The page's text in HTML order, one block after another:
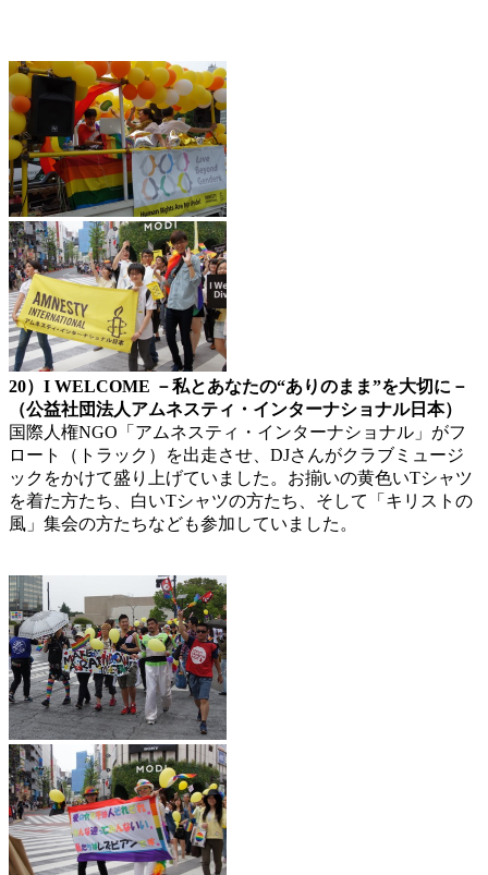
20）I WELCOME －私とあなたの“ありのまま”を大切に－
（公益社団法人アムネスティ・インターナショナル日本）
国際人権NGO「アムネスティ・インターナショナル」がフ
ロート（トラック）を出走させ、DJさんがクラブミュージ
ックをかけて盛り上げていました。お揃いの黄色いTシャツ
を着た方たち、白いTシャツの方たち、そして「キリストの
風」集会の方たちなども参加していました。